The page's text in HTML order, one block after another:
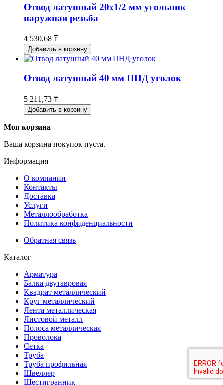
Отвод латунный 20х1/2 мм угольник
наружная резьба
4 530,68 ₸
Добавить в корзину
Отвод латунный 40 мм ПНД уголок
5 211,73 ₸
Добавить в корзину
Моя корзина
Ваша корзина покупок пуста.
Информация
О компании
Контакты
Доставка
Услуги
Металлообработка
Политика конфиденциальности
Обратная связь
Каталог
Арматура
Балка двутавровая
Квадрат металлический
Круг металлический
Лента металлическая
Листовой металл
Полоса металлическая
Проволока
Сетка
Труба
Труба профильная
Швеллер
Шестигранник